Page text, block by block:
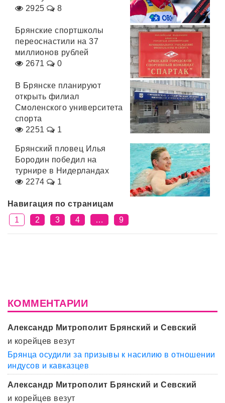
2925
8
Брянские спортшколы
переоснастили на 37
миллионов рублей
2671
0
В Брянске планируют
открыть филиал
Смоленского университета
спорта
2251
1
Брянский пловец Илья
Бородин победил на
турнире в Нидерландах
2274
1
Навигация по страницам
1
2 3 4 … 9
КОММЕНТАРИИ
Александр Митрополит Брянский и Севский
и корейцев везут
Брянца осудили за призывы к насилию в отношении
индусов и кавказцев
Александр Митрополит Брянский и Севский
и корейцев везут